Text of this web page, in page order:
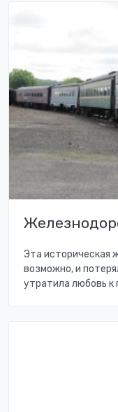
Эта историческая
возможно, и
утратила любовь к